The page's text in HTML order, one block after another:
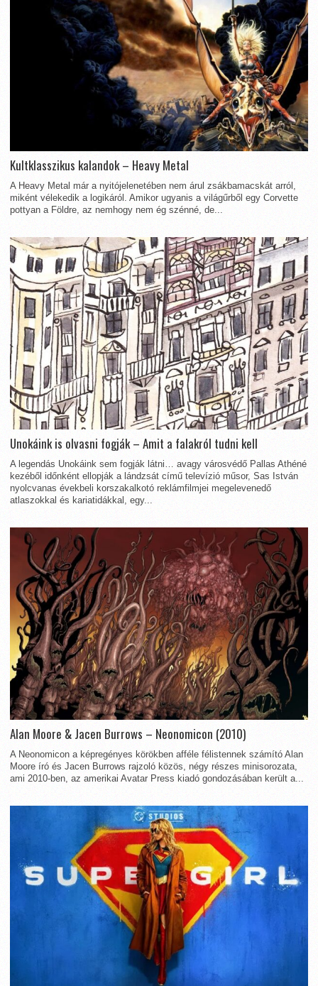
Kultklasszikus kalandok – Heavy Metal
A Heavy Metal már a nyitójelenetében nem árul zsákbamacskát arról,
miként vélekedik a logikáról. Amikor ugyanis a világűrből egy Corvette
pottyan a Földre, az nemhogy nem ég szénné, de...
Unokáink is olvasni fogják – Amit a falakról tudni kell
A legendás Unokáink sem fogják látni… avagy városvédő Pallas Athéné
kezéből időnként ellopják a lándzsát című televízió műsor, Sas István
nyolcvanas évekbeli korszakalkotó reklámfilmjei megelevenedő
atlaszokkal és kariatidákkal, egy...
Alan Moore & Jacen Burrows – Neonomicon (2010)
A Neonomicon a képregényes körökben afféle félistennek számító Alan
Moore író és Jacen Burrows rajzoló közös, négy részes minisorozata,
ami 2010-ben, az amerikai Avatar Press kiadó gondozásában került a...